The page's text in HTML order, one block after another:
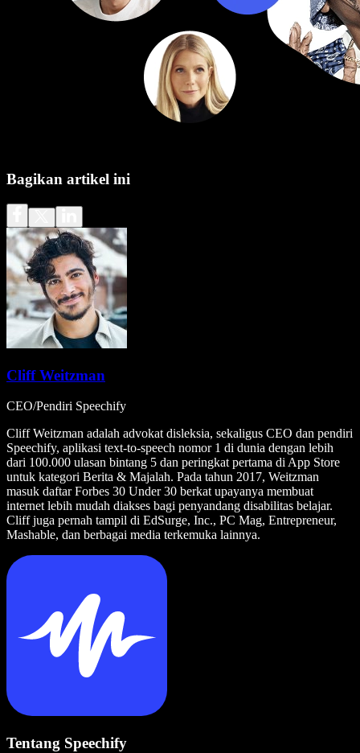
Bagikan artikel ini
Cliff Weitzman
CEO/Pendiri Speechify
Cliff Weitzman adalah advokat disleksia, sekaligus CEO dan pendiri
Speechify, aplikasi text-to-speech nomor 1 di dunia dengan lebih
dari 100.000 ulasan bintang 5 dan peringkat pertama di App Store
untuk kategori Berita & Majalah. Pada tahun 2017, Weitzman
masuk daftar Forbes 30 Under 30 berkat upayanya membuat
internet lebih mudah diakses bagi penyandang disabilitas belajar.
Cliff juga pernah tampil di EdSurge, Inc., PC Mag, Entrepreneur,
Mashable, dan berbagai media terkemuka lainnya.
Tentang Speechify